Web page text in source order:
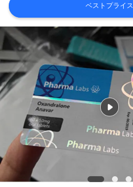
旅
行
品
質
管
私
達
ベストプライス